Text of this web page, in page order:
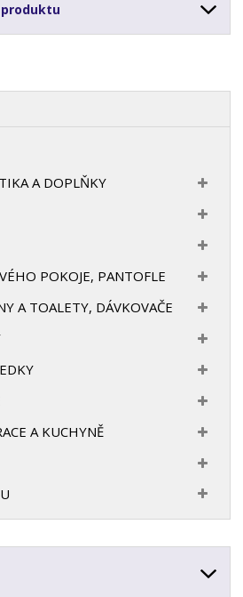
A DOPLŇKY
POKOJE, PANTOFLE
A TOALETY, DÁVKOVAČE
A KUCHYNĚ